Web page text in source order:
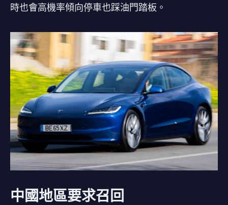
時也會高機率傾向停車也踩油門踏板。
中國地區要求召回